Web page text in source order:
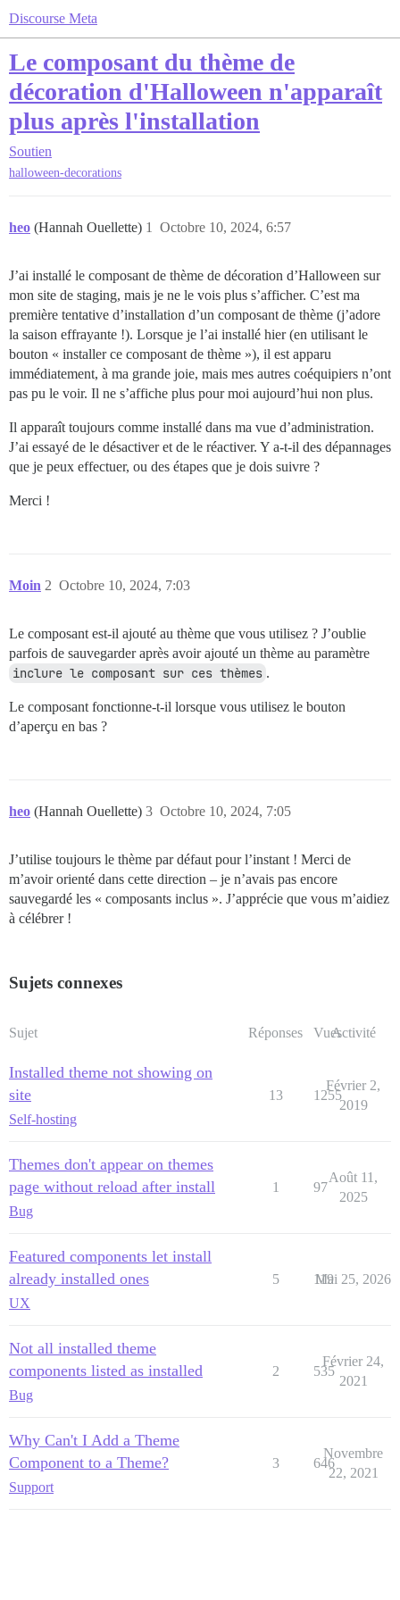
Discourse Meta
Le composant du thème de
décoration d'Halloween n'apparaît
plus après l'installation
Soutien
halloween-decorations
heo (Hannah Ouellette) Octobre 10, 2024, 6:57
1
J’ai installé le composant de thème de décoration d’Halloween sur
mon site de staging, mais je ne le vois plus s’afficher. C’est ma
première tentative d’installation d’un composant de thème (j’adore
la saison effrayante !). Lorsque je l’ai installé hier (en utilisant le
bouton « installer ce composant de thème »), il est apparu
immédiatement, à ma grande joie, mais mes autres coéquipiers n’ont
pas pu le voir. Il ne s’affiche plus pour moi aujourd’hui non plus.
Il apparaît toujours comme installé dans ma vue d’administration.
J’ai essayé de le désactiver et de le réactiver. Y a-t-il des dépannages
que je peux effectuer, ou des étapes que je dois suivre ?
Merci !
Moin Octobre 10, 2024, 7:03
2
Le composant est-il ajouté au thème que vous utilisez ? J’oublie
parfois de sauvegarder après avoir ajouté un thème au paramètre
inclure le composant sur ces thèmes .
Le composant fonctionne-t-il lorsque vous utilisez le bouton
d’aperçu en bas ?
heo (Hannah Ouellette) Octobre 10, 2024, 7:05
3
J’utilise toujours le thème par défaut pour l’instant ! Merci de
m’avoir orienté dans cette direction – je n’avais pas encore
sauvegardé les « composants inclus ». J’apprécie que vous m’aidiez
à célébrer !
Sujets connexes
Sujet Réponses VuesActivité
Installed theme not showing on
site
Self-hosting
13 1255
Février 2,
2019
Themes don't appear on themes
page without reload after install
Bug
1 97
Août 11,
2025
Featured components let install
already installed ones
UX
5 119
Mai 25, 2026
Not all installed theme
components listed as installed
Bug
2 535
Février 24,
2021
Why Can't I Add a Theme
Component to a Theme?
Support
3 646
Novembre
22, 2021